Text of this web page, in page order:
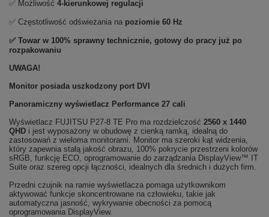
✅ Możliwość 4-kierunkowej regulacji
✅ Częstotliwość odświeżania na poziomie 60 Hz
✅ Towar w 100% sprawny technicznie, gotowy do pracy już po
rozpakowaniu
UWAGA!
Monitor posiada uszkodzony port DVI
Panoramiczny wyświetlacz Performance 27 cali
Wyświetlacz FUJITSU P27-8 TE Pro ma rozdzielczość 2560 x 1440
QHD i jest wyposażony w obudowę z cienką ramką, idealną do
zastosowań z wieloma monitorami. Monitor ma szeroki kąt widzenia,
który zapewnia stałą jakość obrazu, 100% pokrycie przestrzeni kolorów
sRGB, funkcję ECO, oprogramowanie do zarządzania DisplayView™ IT
Suite oraz szereg opcji łączności, idealnych dla średnich i dużych firm.
Przedni czujnik na ramie wyświetlacza pomaga użytkownikom
aktywować funkcje skoncentrowane na człowieku, takie jak
automatyczna jasność, wykrywanie obecności za pomocą
oprogramowania DisplayView.